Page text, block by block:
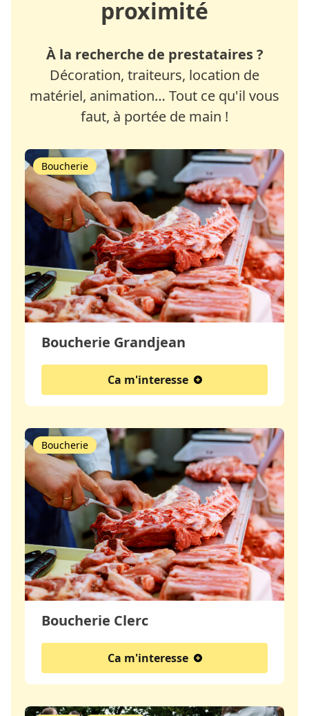
proximité
À la recherche de prestataires ?
Décoration, traiteurs, location de
matériel, animation… Tout ce qu'il vous
faut, à portée de main !
Boucherie Grandjean
Boucherie
Ca m'interesse
Boucherie Clerc
Boucherie
Ca m'interesse